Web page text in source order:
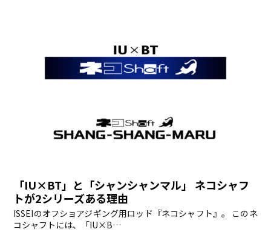
「IU×BT」と「シャンシャンマル」 ネコシャフ
トが2シリーズある理由
ISSEIのオフショアジギング用ロッド『ネコシャフト』。 このネ
コシャフトには、「IU×B…